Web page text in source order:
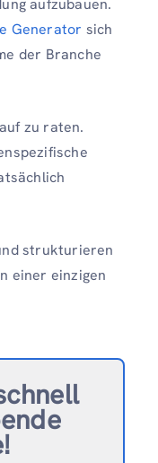
aufzubauen.
Generator sich
der Branche
zu raten.
strukturieren
einer einzigen